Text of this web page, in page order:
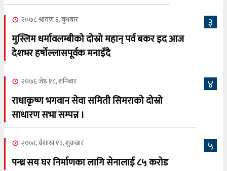
३
२०७८ श्रावण ६, बुधबार
मुस्लिम धर्मावलम्बीको दोस्रो महान् पर्व बकर इद आज
देशभर हर्षोल्लासपूर्वक मनाइँदै
४
२०७६ जेष्ठ १८, शनिबार
राधाकृष्ण भगवान सेवा समिती सिमराको दोस्रो
साधारण सभा सम्पन्न ।
५
२०७६ बैशाख १३, शुक्रबार
पन्ध्र सय घर निर्माणका लागि सेनालाई ८५ करोड